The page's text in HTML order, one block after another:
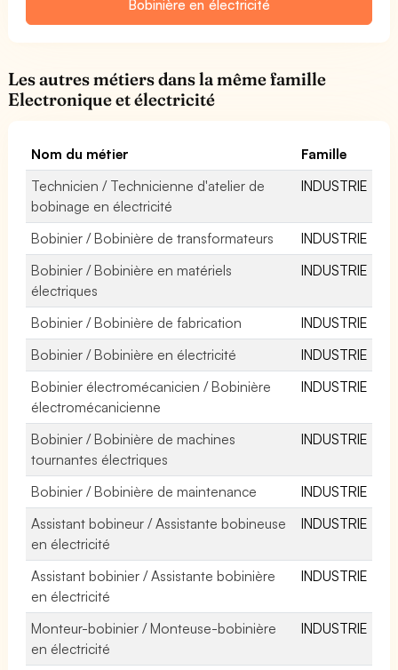
Bobinière en électricité
Les autres métiers dans la même famille
Electronique et électricité
Nom du métier
Famille
Technicien / Technicienne d'atelier de
bobinage en électricité
INDUSTRIE
Bobinier / Bobinière de transformateurs
INDUSTRIE
Bobinier / Bobinière en matériels
électriques
INDUSTRIE
Bobinier / Bobinière de fabrication
INDUSTRIE
Bobinier / Bobinière en électricité
INDUSTRIE
Bobinier électromécanicien / Bobinière
électromécanicienne
INDUSTRIE
Bobinier / Bobinière de machines
tournantes électriques
INDUSTRIE
Bobinier / Bobinière de maintenance
INDUSTRIE
Assistant bobineur / Assistante bobineuse
en électricité
INDUSTRIE
Assistant bobinier / Assistante bobinière
en électricité
INDUSTRIE
Monteur-bobinier / Monteuse-bobinière
en électricité
INDUSTRIE